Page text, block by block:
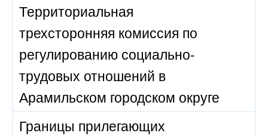
Территориальная
трехсторонняя комиссия по
регулированию социально-
трудовых отношений в
Арамильском городском округе
Границы прилегающих